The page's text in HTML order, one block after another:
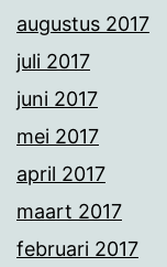
augustus 2017
juli 2017
juni 2017
mei 2017
april 2017
maart 2017
februari 2017